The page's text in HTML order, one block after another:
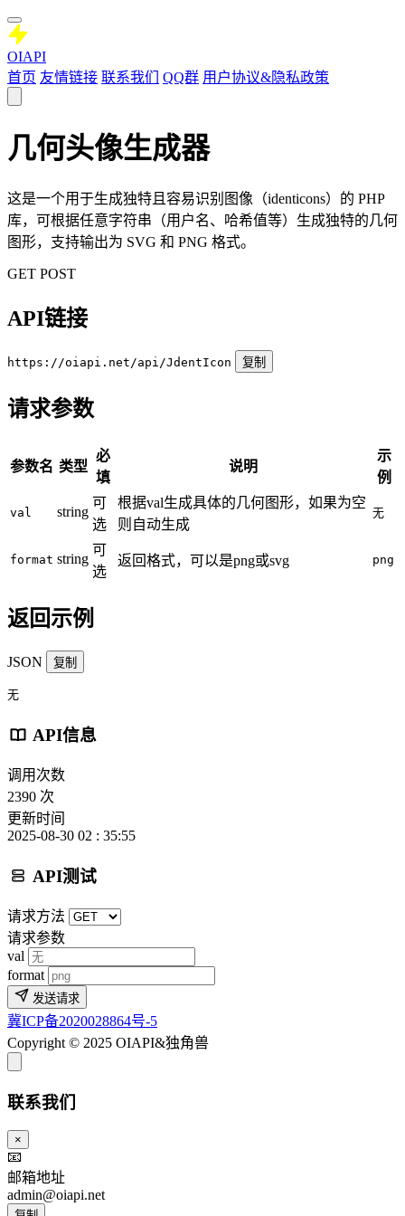
OIAPI
首页 友情链接 联系我们 QQ群 用户协议&隐私政策
几何头像生成器
这是一个用于生成独特且容易识别图像（identicons）的 PHP
库，可根据任意字符串（用户名、哈希值等）生成独特的几何
图形，支持输出为 SVG 和 PNG 格式。
GET POST
API链接
https://oiapi.net/api/JdentIcon 复制
请求参数
参数名 类型
必
填
说明
示
例
val string
可
选
根据val生成具体的几何图形，如果为空
则自动生成
无
format string
可
选
返回格式，可以是png或svg png
返回示例
JSON 复制
无
API信息
调用次数
2390 次
更新时间
2025-08-30 02 : 35:55
API测试
请求方法
请求参数
val
format
发送请求
冀ICP备2020028864号-5
Copyright © 2025 OIAPI&独角兽
联系我们
×
📧
邮箱地址
admin@oiapi.net